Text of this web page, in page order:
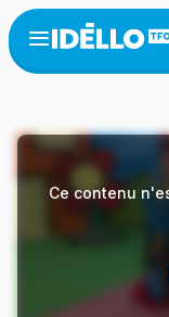
Aller
au
contenu
Open
menu
Ce contenu